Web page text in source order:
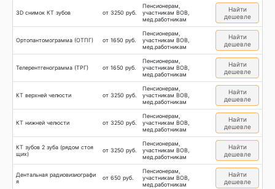
3D снимок КТ зубов от 3250 руб.
Пенсионерам,
участникам ВОВ,
мед.работникам
Найти
дешевле
Ортопантомограмма (ОТПГ) от 1650 руб.
Пенсионерам,
участникам ВОВ,
мед.работникам
Найти
дешевле
Телерентгенограмма (ТРГ) от 1650 руб.
Пенсионерам,
участникам ВОВ,
мед.работникам
Найти
дешевле
КТ верхней челюсти от 3250 руб.
Пенсионерам,
участникам ВОВ,
мед.работникам
Найти
дешевле
КТ нижней челюсти от 3250 руб.
Пенсионерам,
участникам ВОВ,
мед.работникам
Найти
дешевле
КТ зубов 2 зуба (рядом стоя
щих)
от 3250 руб.
Пенсионерам,
участникам ВОВ,
мед.работникам
Найти
дешевле
Дентальная радиовизиографи
я
от 650 руб.
Пенсионерам,
участникам ВОВ,
мед.работникам
Найти
дешевле